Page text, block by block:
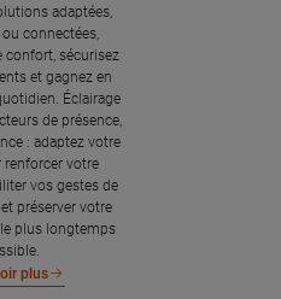
adaptées,
connectées,
confort, sécurisez
et gagnez en
Éclairage
de présence,
: adaptez votre
renforcer votre
vos gestes de
préserver votre
plus longtemps
plus